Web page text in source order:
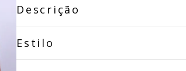
Descrição
Estilo